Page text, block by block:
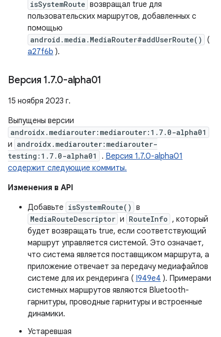
isSystemRoute возвращал true для
пользовательских маршрутов, добавленных с
помощью
android.media.MediaRouter#addUserRoute()
(
a27f6b ).
Версия 1.7.0-alpha01
15 ноября 2023 г.
Выпущены версии
androidx.mediarouter:mediarouter:1.7.0-alpha01
и androidx.mediarouter:mediarouter-
testing:1.7.0-alpha01
. Версия 1.7.0-alpha01
содержит следующие коммиты.
Изменения в API
Добавьте isSystemRoute() в
MediaRouteDescriptor и RouteInfo , который
будет возвращать true, если соответствующий
маршрут управляется системой. Это означает,
что система является поставщиком маршрута, а
приложение отвечает за передачу медиафайлов
системе для их рендеринга ( I949e4 ). Примерами
системных маршрутов являются Bluetooth-
гарнитуры, проводные гарнитуры и встроенные
динамики.
Устаревшая